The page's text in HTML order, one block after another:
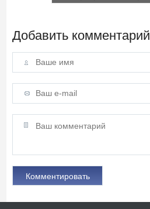
Добавить комментарий